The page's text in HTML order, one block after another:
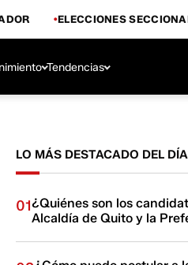
ELECCIONES
Tendencias
LO MÁS DESTACADO DEL DÍA
01¿Quiénes son los
Alcaldía de Quito y la